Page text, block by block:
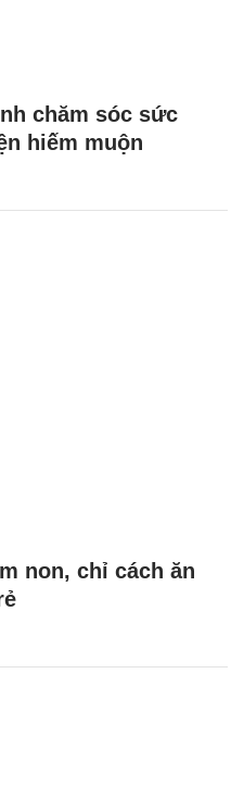
chăm sóc sức
hiếm muộn
non, chỉ cách ăn